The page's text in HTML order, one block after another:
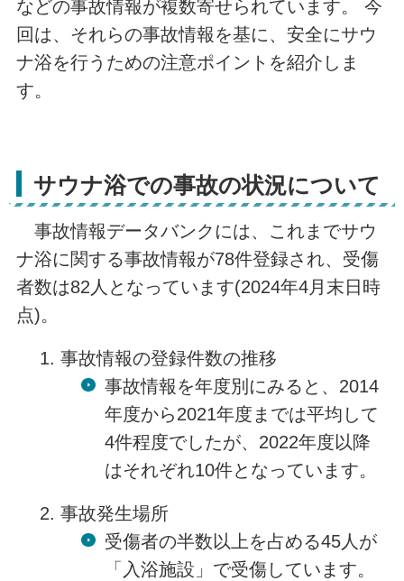
などの事故情報が複数寄せられています。 今
回は、それらの事故情報を基に、安全にサウ
ナ浴を行うための注意ポイントを紹介しま
す。
サウナ浴での事故の状況について
事故情報データバンクには、これまでサウ
ナ浴に関する事故情報が78件登録され、受傷
者数は82人となっています(2024年4月末日時
点)。
事故情報の登録件数の推移
事故情報を年度別にみると、2014
年度から2021年度までは平均して
4件程度でしたが、2022年度以降
はそれぞれ10件となっています。
事故発生場所
受傷者の半数以上を占める45人が
「入浴施設」で受傷しています。